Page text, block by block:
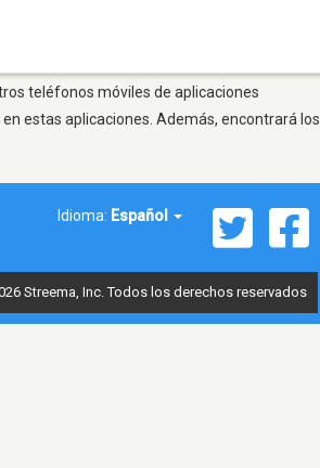
teléfonos móviles de aplicaciones
estas aplicaciones. Además, encontrará los
Idioma: Español
Streema, Inc. Todos los derechos reservados